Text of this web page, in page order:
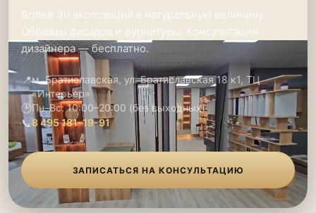
Более 30 экспозиций в натуральную величину.
Образцы фасадов и фурнитуры. Консультация
дизайнера — бесплатно.
📍м. Братиславская, ул. Братиславская 18 к1, ТЦ
«Интерьер»
🕑Пн–Вс: 10:00–20:00 (без выходных)
📞8 495 181-19-91
ЗАПИСАТЬСЯ НА КОНСУЛЬТАЦИЮ